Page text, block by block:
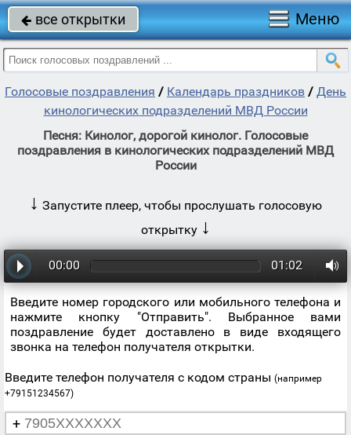
 все открытки Меню
Голосовые поздравления / Календарь праздников / День
кинологических подразделений МВД России
Песня: Кинолог, дорогой кинолог. Голосовые
поздравления в кинологических подразделений МВД
России
↓ Запустите плеер, чтобы прослушать голосовую
открытку ↓
00:00 01:02
Введите номер городского или мобильного телефона и
нажмите кнопку "Отправить". Выбранное вами
поздравление будет доставлено в виде входящего
звонка на телефон получателя открытки.
Введите телефон получателя с кодом страны (например
+79151234567)
+